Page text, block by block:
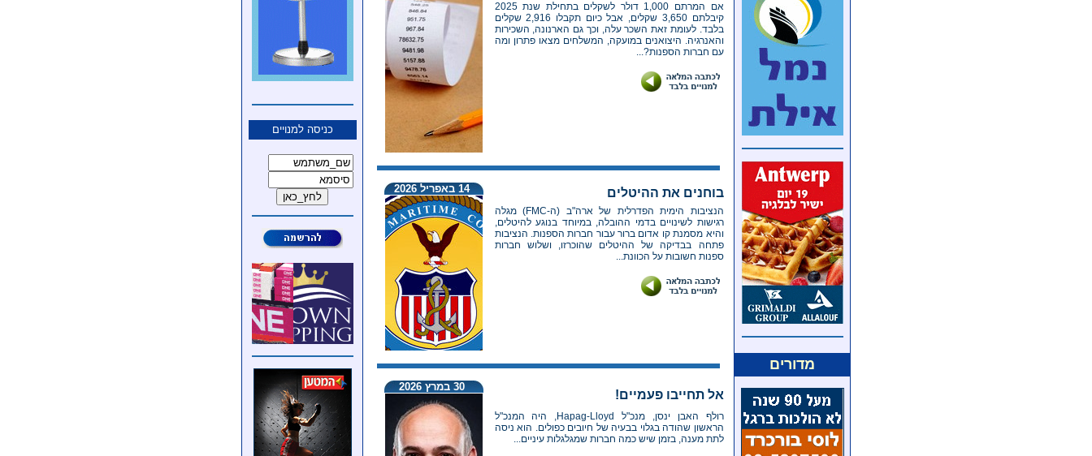
מדורים
אם המרתם 1,000 דולר לשקלים בתחילת שנת 2025
קיבלתם 3,650 שקלים, אבל כיום תקבלו 2,916 שקלים
בלבד. לעומת זאת השכר עלה, וכך גם הארנונה, השכירות
והאנרגיה. היצואנים במועקה, המשלחים מצאו פתרון ומה
עם חברות הספנות?...
בוחנים את ההיטלים 14 באפריל 2026
הנציבות הימית הפדרלית של ארה"ב (ה-FMC) מגלה
רגישות לשינויים בדמי ההובלה, במיוחד בנוגע להיטלים,
והיא מסמנת קו אדום ברור עבור חברות הספנות. הנציבות
פתחה בבדיקה של ההיטלים שהוכרזו, ושלוש חברות
ספנות חשובות על הכוונת...
אל תחייבו פעמיים!
רולף האבן ינסן, מנכ"ל Hapag-Lloyd, היה המנכ"ל
הראשון שהודה בגלוי בבעיה של חיובים כפולים. הוא ניסה
לתת מענה, בזמן שיש כמה חברות שמגלגלות עיניים...
כניסה למנויים